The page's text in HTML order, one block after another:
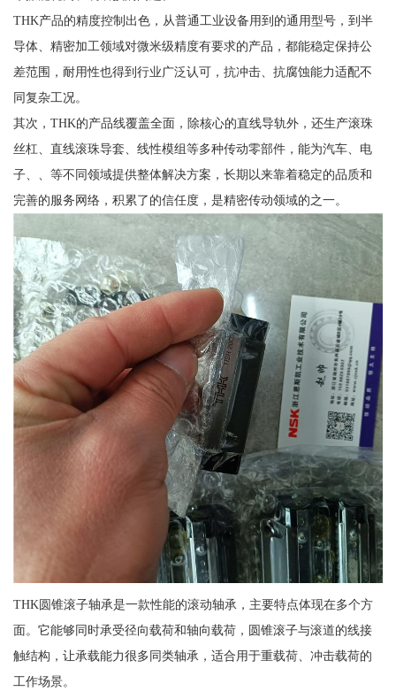
THK产品的精度控制出色，从普通工业设备用到的通用型号，到半
导体、精密加工领域对微米级精度有要求的产品，都能稳定保持公
差范围，耐用性也得到行业广泛认可，抗冲击、抗腐蚀能力适配不
同复杂工况。
其次，THK的产品线覆盖全面，除核心的直线导轨外，还生产滚珠
丝杠、直线滚珠导套、线性模组等多种传动零部件，能为汽车、电
子、、等不同领域提供整体解决方案，长期以来靠着稳定的品质和
完善的服务网络，积累了的信任度，是精密传动领域的之一。
THK圆锥滚子轴承是一款性能的滚动轴承，主要特点体现在多个方
面。它能够同时承受径向载荷和轴向载荷，圆锥滚子与滚道的线接
触结构，让承载能力很多同类轴承，适合用于重载荷、冲击载荷的
工作场景。